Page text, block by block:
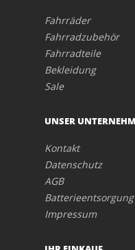
Fahrräder
Fahrradzubehör
Fahrradteile
Bekleidung
Sale
UNSER
Kontakt
Datenschutz
AGB
Batterieentsorgung
Impressum